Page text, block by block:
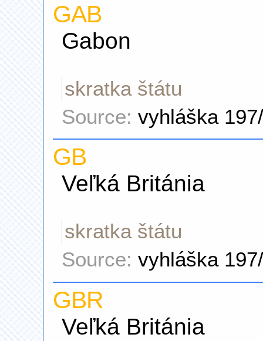
GAB
Gabon
skratka štátu
Source: vyhláška
GB
Veľká Británia
skratka štátu
Source: vyhláška
GBR
Veľká Británia